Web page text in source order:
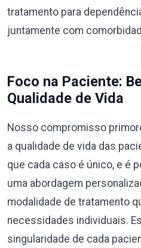
tratamento para
juntamente com
Foco na Paciente:
Qualidade de Vida
Nosso compromisso
a qualidade de vida das
que cada caso é único, e é
uma abordagem
modalidade de tratamento
necessidades individuais.
singularidade de cada